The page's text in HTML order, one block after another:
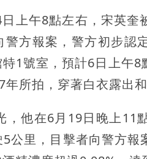
上午8點左右，宋英
方報案，警方初步認
1號室，預計6日上午
所拍，穿著白衣露出和
，他在6月19日晚上11
公里，目擊者向警方